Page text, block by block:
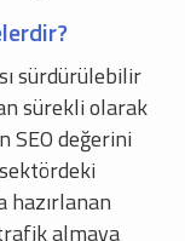
sürdürülebilir
sürekli olarak
SEO değerini
hazırlanan
almaya